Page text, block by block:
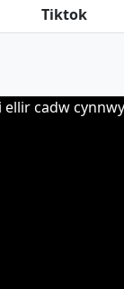
Tiktok
ellir cadw